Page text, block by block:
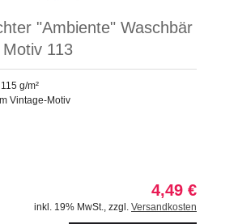
"Ambiente" Waschbär
113
g/m²
Vintage-Motiv
4,49 €
inkl. 19% MwSt. zzgl. Versandkosten